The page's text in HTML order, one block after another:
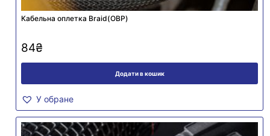
Кабельна оплетка Braid(ОВР)
84₴
Додати в кошик
У обране